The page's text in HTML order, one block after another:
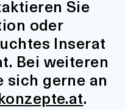
Sie
oder
Inserat
Bei weiteren
sich gerne an
.